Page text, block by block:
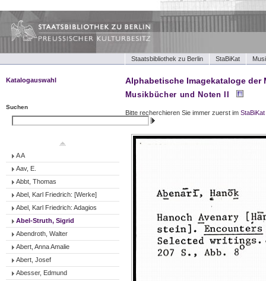
Staatsbibliothek zu Berlin StaBiKat
Katalogauswahl
Tonträger (Werke)
Tonträger (Interpreten)
Suchen
A A
Aav, E.
Abbt, Thomas
Abel, Karl Friedrich: [Werke]
Abel, Karl Friedrich: Adagios
Abel-Struth, Sigrid
Abendroth, Walter
Abert, Anna Amalie
Abert, Josef
Abesser, Edmund
Alphabetische Imagekataloge der
Musikbücher und Noten II
Bitte recherchieren Sie immer zuerst im StaBiKat